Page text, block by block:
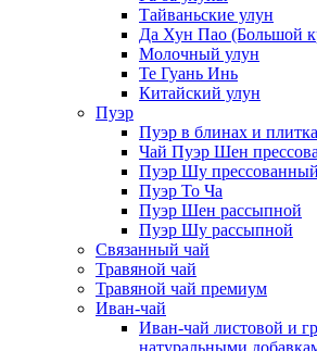
Тайваньские улун
Да Хун Пао (Большой
Молочный улун
Те Гуань Инь
Китайский улун
Пуэр
Пуэр в блинах и
Чай Пуэр Шен
Пуэр Шу прессованный
Пуэр То Ча
Пуэр Шен рассыпной
Пуэр Шу рассыпной
Связанный чай
Травяной чай
Травяной чай премиум
Иван-чай
Иван-чай листовой и
натуральными